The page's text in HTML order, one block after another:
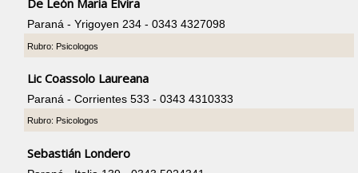
De León Maria Elvira
Paraná - Yrigoyen 234 - 0343 4327098
Rubro: Psicologos
Lic Coassolo Laureana
Paraná - Corrientes 533 - 0343 4310333
Rubro: Psicologos
Sebastián Londero